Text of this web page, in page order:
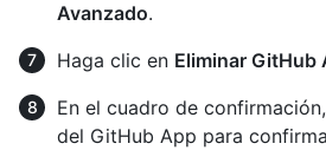
Avanzado.
Haga clic en Eliminar GitHub
En el cuadro de
del GitHub App para